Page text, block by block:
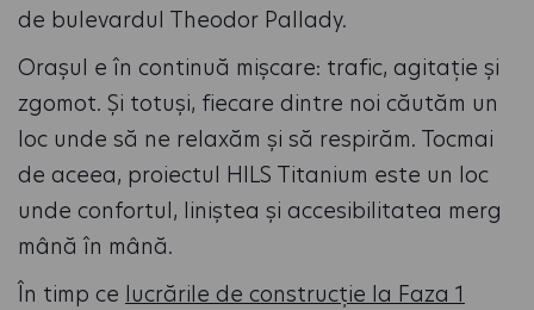
de bulevardul Theodor Pallady.
Orașul e în continuă mișcare: trafic, agitație și
zgomot. Și totuși, fiecare dintre noi căutăm un
loc unde să ne relaxăm și să respirăm. Tocmai
de aceea, proiectul HILS Titanium este un loc
unde confortul, liniștea și accesibilitatea merg
mână în mână.
În timp ce lucrările de construcție la Faza 1